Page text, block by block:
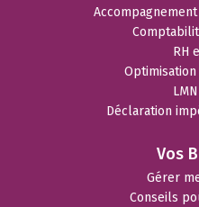
RH
Déclaration
Vos
Gérer
Conseils